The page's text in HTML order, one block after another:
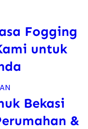
Fogging
untuk
Bekasi
&